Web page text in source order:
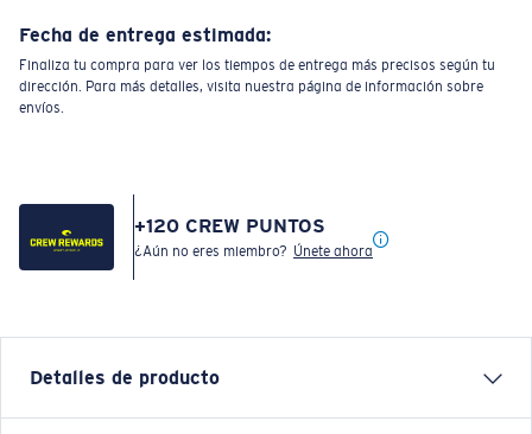
Fecha de entrega estimada:
Finaliza tu compra para ver los tiempos de entrega más precisos según tu
dirección. Para más detalles, visita nuestra página de información sobre
envíos.
+120 CREW PUNTOS
¿Aún no eres miembro? Únete ahora
Detalles de producto